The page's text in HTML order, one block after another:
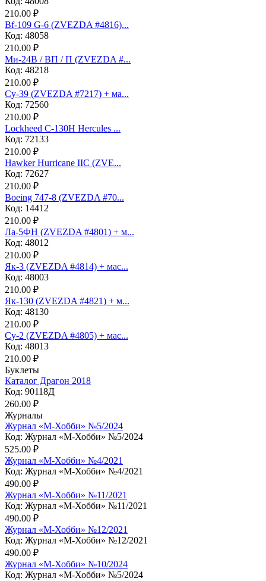
210.00 ₽
Bf-109 G-6 (ZVEZDA #4816)...
Код: 48058
210.00 ₽
Ми-24В / ВП / П (ZVEZDA #...
Код: 48218
210.00 ₽
Су-39 (ZVEZDA #7217) + ма...
Код: 72560
210.00 ₽
Lockheed C-130H Hercules ...
Код: 72133
210.00 ₽
Hawker Hurricane IIC (ZVE...
Код: 72627
210.00 ₽
Boeing 747-8 (ZVEZDA #70...
Код: 14412
210.00 ₽
Ла-5ФН (ZVEZDA #4801) + м...
Код: 48012
210.00 ₽
Як-3 (ZVEZDA #4814) + мас...
Код: 48003
210.00 ₽
Як-130 (ZVEZDA #4821) + м...
Код: 48130
210.00 ₽
Су-2 (ZVEZDA #4805) + мас...
Код: 48013
210.00 ₽
Буклеты
Каталог Драгон 2018
Код: 90118Д
260.00 ₽
Журналы
Журнал «М-Хобби» №5/2024
Код: Журнал «М-Хобби» №5/2024
525.00 ₽
Журнал «М-Хобби» №4/2021
Код: Журнал «М-Хобби» №4/2021
490.00 ₽
Журнал «М-Хобби» №11/2021
Код: Журнал «М-Хобби» №11/2021
490.00 ₽
Журнал «М-Хобби» №12/2021
Код: Журнал «М-Хобби» №12/2021
490.00 ₽
Журнал «М-Хобби» №10/2024
Код: Журнал «М-Хобби» №5/2024